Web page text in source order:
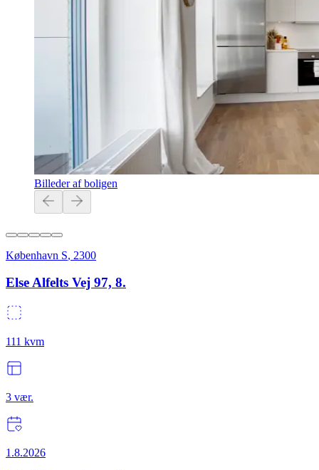
Billeder af boligen
København S, 2300
Else Alfelts Vej 97, 8.
111 kvm
3 vær.
1.8.2026